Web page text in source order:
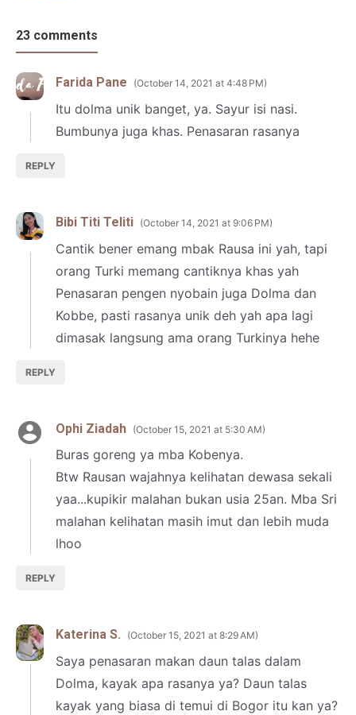
23 comments
Farida Pane October 14, 2021 at 4:48 PM
Itu dolma unik banget, ya. Sayur isi nasi.
Bumbunya juga khas. Penasaran rasanya
REPLY
Bibi Titi Teliti October 14, 2021 at 9:06 PM
Cantik bener emang mbak Rausa ini yah, tapi
orang Turki memang cantiknya khas yah
Penasaran pengen nyobain juga Dolma dan
Kobbe, pasti rasanya unik deh yah apa lagi
dimasak langsung ama orang Turkinya hehe
REPLY
Ophi Ziadah October 15, 2021 at 5:30 AM
Buras goreng ya mba Kobenya.
Btw Rausan wajahnya kelihatan dewasa sekali
yaa...kupikir malahan bukan usia 25an. Mba Sri
malahan kelihatan masih imut dan lebih muda
lhoo
REPLY
Katerina S. October 15, 2021 at 8:29 AM
Saya penasaran makan daun talas dalam
Dolma, kayak apa rasanya ya? Daun talas
kayak yang biasa di temui di Bogor itu kan ya?